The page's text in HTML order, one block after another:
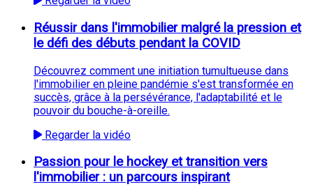
Réussir dans l'immobilier malgré la pression et
le défi des débuts pendant la COVID
Découvrez comment une initiation tumultueuse dans
l'immobilier en pleine pandémie s'est transformée en
succès, grâce à la persévérance, l'adaptabilité et le
pouvoir du bouche-à-oreille.
Regarder la vidéo
Passion pour le hockey et transition vers
l'immobilier : un parcours inspirant